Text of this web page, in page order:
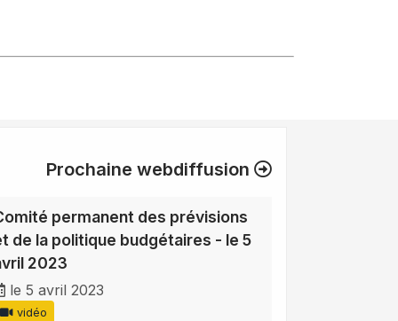
Prochaine webdiffusion
permanent des prévisions
de la politique budgétaires - le 5
2023
le 5 avril 2023
vidéo